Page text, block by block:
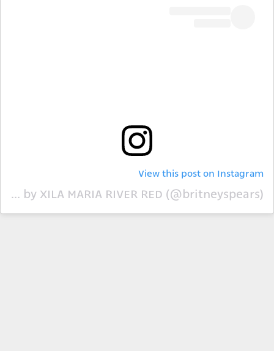
View this post on Instagram
A post shared by XILA MARIA RIVER RED (@britneyspears)